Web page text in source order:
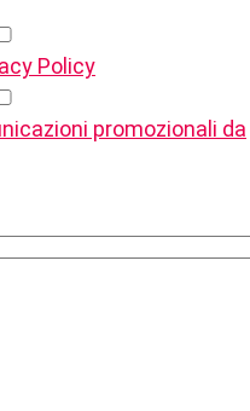
Policy
promozionali da